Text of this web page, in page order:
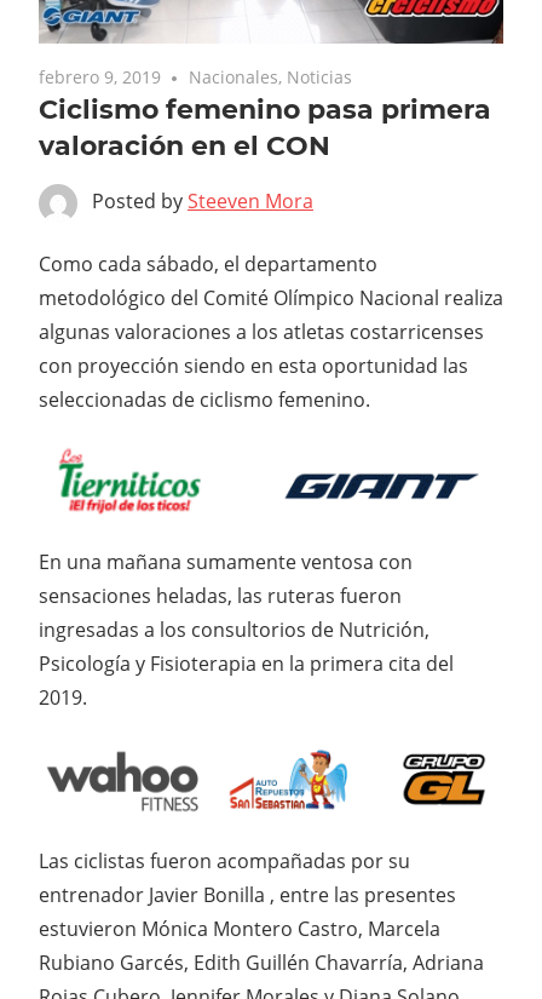
febrero 9, 2019 Nacionales, Noticias
Ciclismo femenino pasa primera
valoración en el CON
Posted bySteeven Mora
Como cada sábado, el departamento
metodológico del Comité Olímpico Nacional realiza
algunas valoraciones a los atletas costarricenses
con proyección siendo en esta oportunidad las
seleccionadas de ciclismo femenino.
En una mañana sumamente ventosa con
sensaciones heladas, las ruteras fueron
ingresadas a los consultorios de Nutrición,
Psicología y Fisioterapia en la primera cita del
2019.
Las ciclistas fueron acompañadas por su
entrenador Javier Bonilla , entre las presentes
estuvieron Mónica Montero Castro, Marcela
Rubiano Garcés, Edith Guillén Chavarría, Adriana